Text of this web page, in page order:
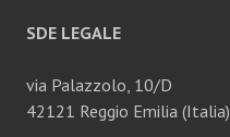
SDE LEGALE
via Palazzolo, 10/D
42121 Reggio Emilia (Italia)